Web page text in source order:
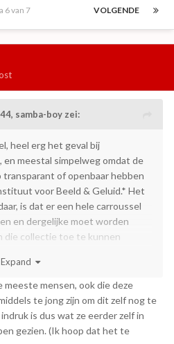
VOLGENDE
6 van 7
samba-boy zei:
heel erg het geval bij
en meestal simpelweg omdat de
transparant of openbaar hebben
voor Beeld & Geluid.* Het
is dat er een hele carroussel
en dergelijke moet worden
die collectie toe te kunnen
zorgen over de privatisering
als InnArchive, waarbij de
en op hun geheel eigen wijze
beelden overal en
Expand
meeste mensen, ook die deze
te jong zijn om dit zelf nog te
is dus wat ze eerder zelf in
gezien. (Ik hoop dat het te